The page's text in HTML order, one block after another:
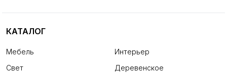
КАТАЛОГ
Мебель
Интерьер
Свет
Деревенское